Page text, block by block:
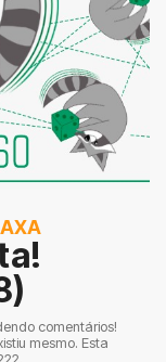
comentários!
mesmo. Esta